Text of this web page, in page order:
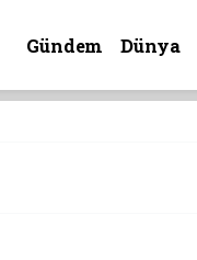
Gündem Dünya